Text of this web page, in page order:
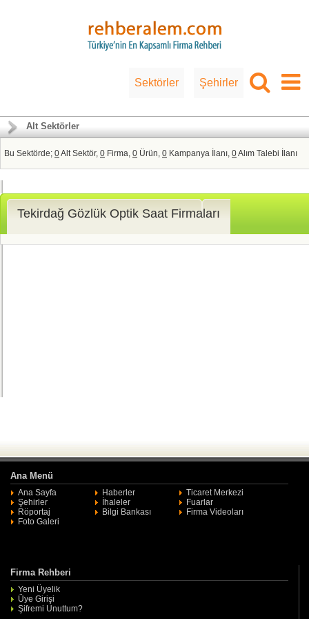
Sektörler Şehirler
Alt Sektörler
Bu Sektörde; 0Alt Sektör, 0 Firma, 0 Ürün, 0 Kampanya İlanı, 0Alım Talebi İlanı
Tekirdağ Gözlük Optik Saat Firmaları
Ana Menü
Ana Sayfa Haberler
Ticaret Merkezi
Şehirler
İhaleler
Fuarlar
Röportaj
Bilgi Bankası
Firma Videoları
Foto Galeri
Firma Rehberi
Yeni Üyelik
Üye Girişi
Şifremi Unuttum?